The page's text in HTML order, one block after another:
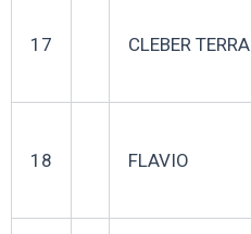
17 CLEBER TERRA
18 FLAVIO